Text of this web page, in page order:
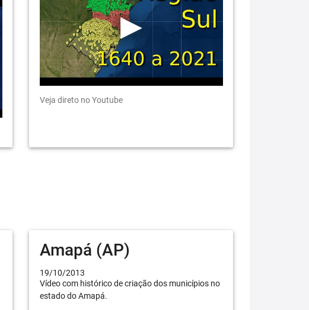
Veja direto no Youtube
Amapá (AP)
19/10/2013
Vídeo com histórico de criação dos municípios no
estado do Amapá.